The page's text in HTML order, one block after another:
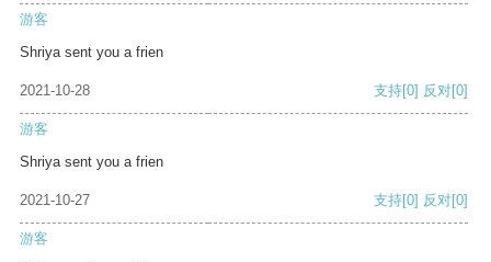
游客
Shriya sent you a frien
2021-10-28 支持[0] 反对[0]
游客
Shriya sent you a frien
2021-10-27 支持[0] 反对[0]
游客